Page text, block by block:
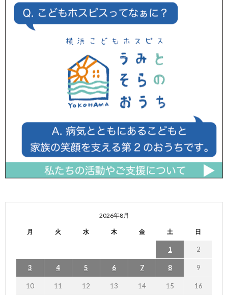
2026年8月
月 火 水 木 金 土 日
1 2
3 4 5 6 7 8 9
10 11 12 13 14 15 16